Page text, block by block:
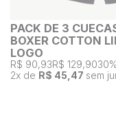
PACK DE 3
BOXER COTTON
LOGO
R$ 90,93R$ 129,90
2x de R$ 45,47 sem